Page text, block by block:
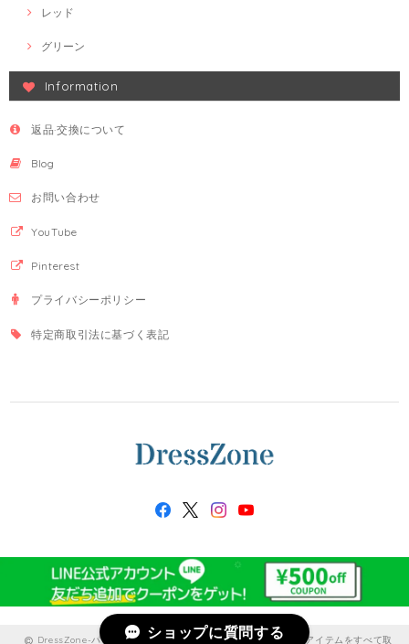
レッド
グリーン
Information
返品·交換について
Blog
お問い合わせ
YouTube
Pinterest
プライバシーポリシー
特定商取引法に基づく表記
DressZone-パーティードレス、プライベート、出勤服などのアイテムをすべて取
ショップに質問する